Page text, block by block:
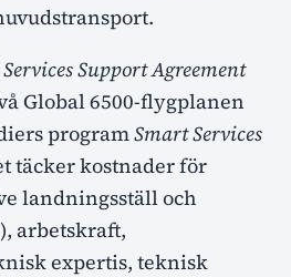
Services Support Agreement
Global 6500-flygplanen
programSmart Services
täcker kostnader för
landningsställ och
arbetskraft,
expertis, teknisk